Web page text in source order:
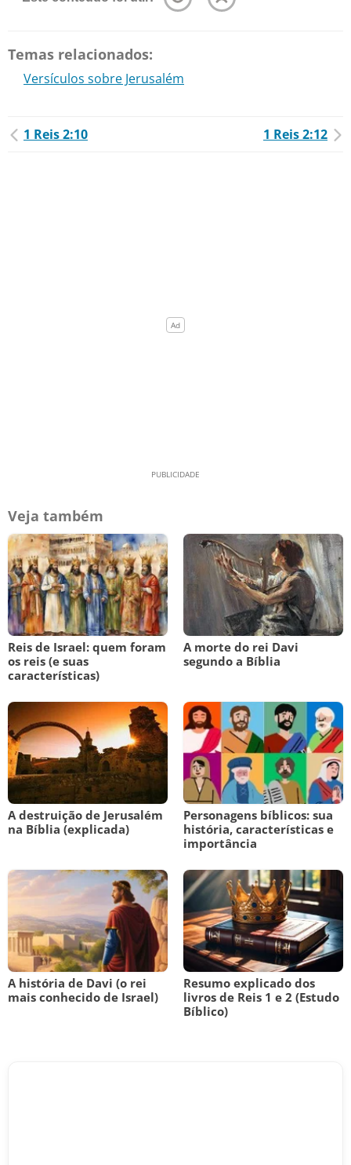
Temas relacionados:
Versículos sobre Jerusalém
1 Reis 2:10 1 Reis 2:12
Veja também
Reis de Israel: quem foram
os reis (e suas
características)
A morte do rei Davi
segundo a Bíblia
A destruição de Jerusalém
na Bíblia (explicada)
Personagens bíblicos: sua
história, características e
importância
A história de Davi (o rei
mais conhecido de Israel)
Resumo explicado dos
livros de Reis 1 e 2 (Estudo
Bíblico)